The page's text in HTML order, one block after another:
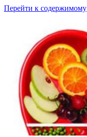
Перейти к содержимому